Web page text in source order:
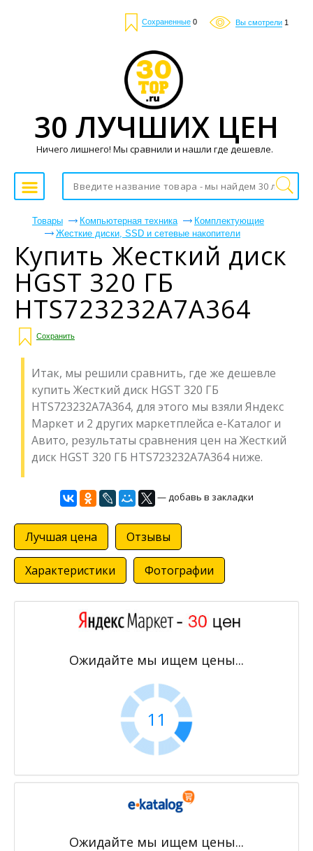
Сохраненные 0 Вы смотрели 1
Товары Компьютерная техника
Комплектующие
Жесткие диски, SSD и сетевые накопители
Купить Жесткий диск
HGST 320 ГБ
HTS723232A7A364
Сохранить
Итак, мы решили сравнить, где же дешевле
купить Жесткий диск HGST 320 ГБ
HTS723232A7A364, для этого мы взяли Яндекс
Маркет и 2 других маркетплейса е-Каталог и
Авито, результаты сравнения цен на Жесткий
диск HGST 320 ГБ HTS723232A7A364 ниже.
— добавь в закладки
Лучшая цена Отзывы
Характеристики Фотографии
Ожидайте мы ищем цены...
11
Ожидайте мы ищем цены...
30 ЛУЧШИХ ЦЕН
Ничего лишнего! Мы сравнили и нашли где дешевле.